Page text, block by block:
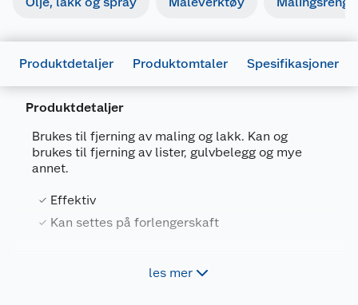
Produktdetaljer Produktomtaler Spesifikasjoner
Produktdetaljer
Brukes til fjerning av maling og lakk. Kan og
brukes til fjerning av lister, gulvbelegg og mye
annet.
Effektiv
Kan settes på forlengerskaft
Jordan Maling- og lakkfjerner er effektiv å bruke
les mer
Generelt
Artikkelnummer
Leverandørens artikkelnummer
Størrelse